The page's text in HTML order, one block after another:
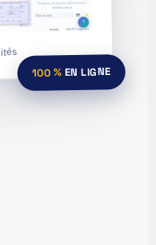
100 %EN LIGNE